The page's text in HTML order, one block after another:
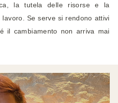
la tutela delle risorse e la
Se serve si rendono attivi
il cambiamento non arriva mai